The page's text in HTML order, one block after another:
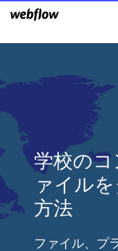
学校の
ァイル
方法
ファイル、プ